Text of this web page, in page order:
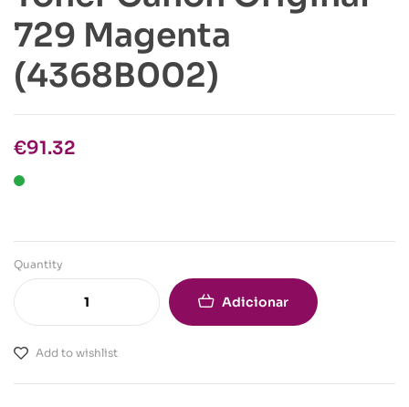
729 Magenta
(4368B002)
€91.32
Quantity
Adicionar
Add to wishlist